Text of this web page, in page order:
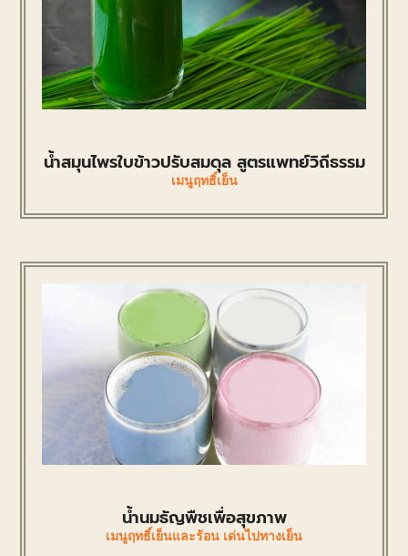
น้ำสมุนไพรใบข้าวปรับสมดุล สูตรแพทย์วิถีธรรม
เมนูฤทธิ์เย็น
น้ำนมธัญพืชเพื่อสุขภาพ
เมนูฤทธิ์เย็นและร้อน เด่นไปทางเย็น